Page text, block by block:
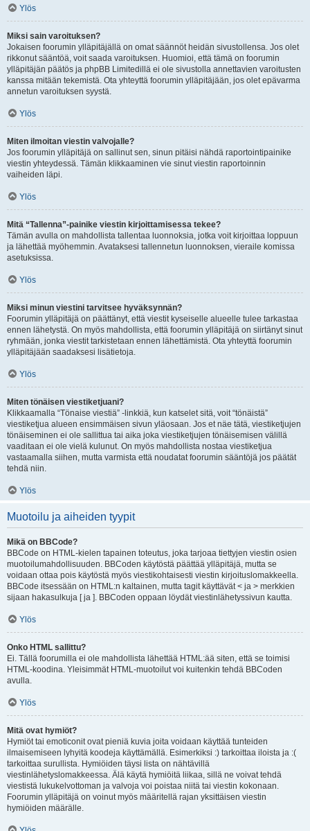
Ylös
Miksi sain varoituksen?
Jokaisen foorumin ylläpitäjällä on omat säännöt heidän sivustollensa. Jos olet
rikkonut sääntöä, voit saada varoituksen. Huomioi, että tämä on foorumin
ylläpitäjän päätös ja phpBB Limitedillä ei ole sivustolla annettavien varoitusten
kanssa mitään tekemistä. Ota yhteyttä foorumin ylläpitäjään, jos olet epävarma
annetun varoituksen syystä.
Ylös
Miten ilmoitan viestin valvojalle?
Jos foorumin ylläpitäjä on sallinut sen, sinun pitäisi nähdä raportointipainike
viestin yhteydessä. Tämän klikkaaminen vie sinut viestin raportoinnin
vaiheiden läpi.
Ylös
Mitä “Tallenna”-painike viestin kirjoittamisessa tekee?
Tämän avulla on mahdollista tallentaa luonnoksia, jotka voit kirjoittaa loppuun
ja lähettää myöhemmin. Avataksesi tallennetun luonnoksen, vieraile komissa
asetuksissa.
Ylös
Miksi minun viestini tarvitsee hyväksynnän?
Foorumin ylläpitäjä on päättänyt, että viestit kyseiselle alueelle tulee tarkastaa
ennen lähetystä. On myös mahdollista, että foorumin ylläpitäjä on siirtänyt sinut
ryhmään, jonka viestit tarkistetaan ennen lähettämistä. Ota yhteyttä foorumin
ylläpitäjään saadaksesi lisätietoja.
Ylös
Miten tönäisen viestiketjuani?
Klikkaamalla “Tönaise viestiä” -linkkiä, kun katselet sitä, voit “tönäistä”
viestiketjua alueen ensimmäisen sivun yläosaan. Jos et näe tätä, viestiketjujen
tönäiseminen ei ole sallittua tai aika joka viestiketjujen tönäisemisen välillä
vaaditaan ei ole vielä kulunut. On myös mahdollista nostaa viestiketjua
vastaamalla siihen, mutta varmista että noudatat foorumin sääntöjä jos päätät
tehdä niin.
Ylös
Muotoilu ja aiheiden tyypit
Mikä on BBCode?
BBCode on HTML-kielen tapainen toteutus, joka tarjoaa tiettyjen viestin osien
muotoilumahdollisuuden. BBCoden käytöstä päättää ylläpitäjä, mutta se
voidaan ottaa pois käytöstä myös viestikohtaisesti viestin kirjoituslomakkeella.
BBCode itsessään on HTML:n kaltainen, mutta tagit käyttävät < ja > merkkien
sijaan hakasulkuja [ ja ]. BBCoden oppaan löydät viestinlähetyssivun kautta.
Ylös
Onko HTML sallittu?
Ei. Tällä foorumilla ei ole mahdollista lähettää HTML:ää siten, että se toimisi
HTML-koodina. Yleisimmät HTML-muotoilut voi kuitenkin tehdä BBCoden
avulla.
Ylös
Mitä ovat hymiöt?
Hymiöt tai emoticonit ovat pieniä kuvia joita voidaan käyttää tunteiden
ilmaisemiseen lyhyitä koodeja käyttämällä. Esimerkiksi :) tarkoittaa iloista ja :(
tarkoittaa surullista. Hymiöiden täysi lista on nähtävillä
viestinlähetyslomakkeessa. Älä käytä hymiöitä liikaa, sillä ne voivat tehdä
viestistä lukukelvottoman ja valvoja voi poistaa niitä tai viestin kokonaan.
Foorumin ylläpitäjä on voinut myös määritellä rajan yksittäisen viestin
hymiöiden määrälle.